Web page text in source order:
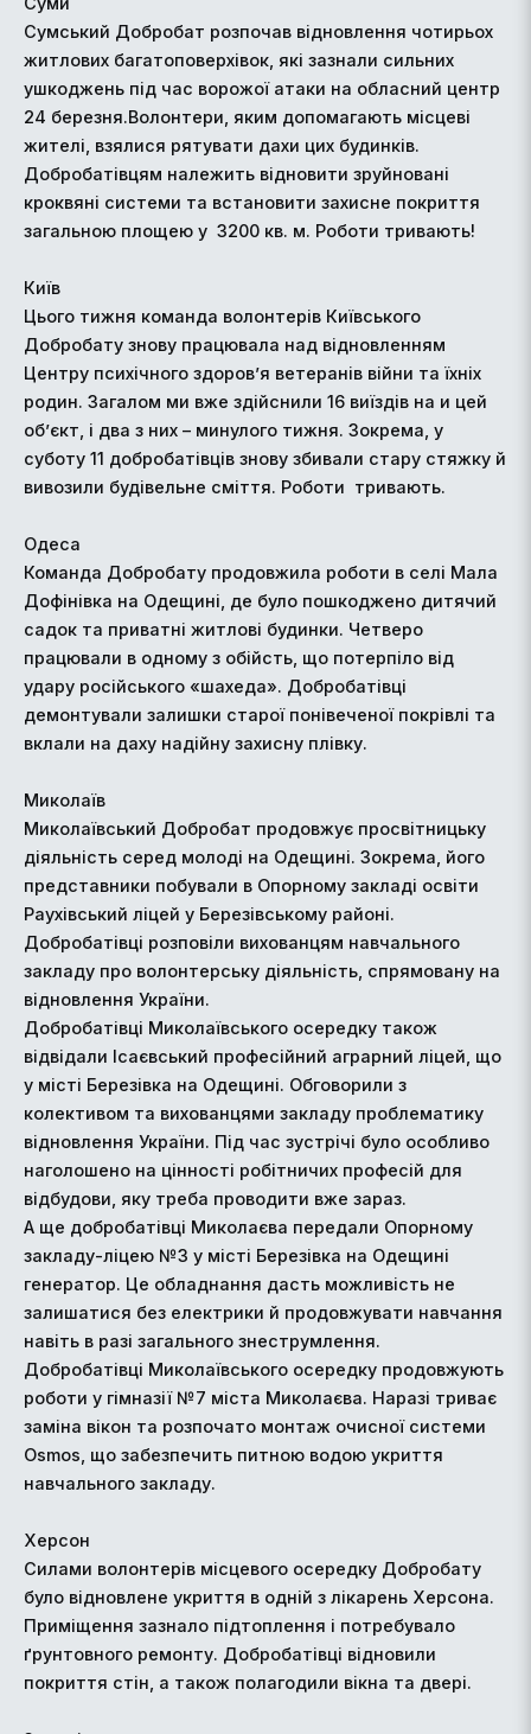
Сумський Добробат розпочав відновлення чотирьох
житлових багатоповерхівок, які зазнали сильних
ушкоджень під час ворожої атаки на обласний центр
24 березня.Волонтери, яким допомагають місцеві
жителі, взялися рятувати дахи цих будинків.
Добробатівцям належить відновити зруйновані
кроквяні системи та встановити захисне покриття
загальною площею у 3200 кв. м. Роботи тривають!
Київ
Цього тижня команда волонтерів Київського
Добробату знову працювала над відновленням
Центру психічного здоров’я ветеранів війни та їхніх
родин. Загалом ми вже здійснили 16 виїздів на и цей
об’єкт, і два з них – минулого тижня. Зокрема, у
суботу 11 добробатівців знову збивали стару стяжку й
вивозили будівельне сміття. Роботи тривають.
Одеса
Команда Добробату продовжила роботи в селі Мала
Дофінівка на Одещині, де було пошкоджено дитячий
садок та приватні житлові будинки. Четверо
працювали в одному з обійсть, що потерпіло від
удару російського «шахеда». Добробатівці
демонтували залишки старої понівеченої покрівлі та
вклали на даху надійну захисну плівку.
Миколаїв
Миколаївський Добробат продовжує просвітницьку
діяльність серед молоді на Одещині. Зокрема, його
представники побували в Опорному закладі освіти
Раухівський ліцей у Березівському районі.
Добробатівці розповіли вихованцям навчального
закладу про волонтерську діяльність, спрямовану на
відновлення України.
Добробатівці Миколаївського осередку також
відвідали Ісаєвський професійний аграрний ліцей, що
у місті Березівка на Одещині. Обговорили з
колективом та вихованцями закладу проблематику
відновлення України. Під час зустрічі було особливо
наголошено на цінності робітничих професій для
відбудови, яку треба проводити вже зараз.
А ще добробатівці Миколаєва передали Опорному
закладу-ліцею №3 у місті Березівка на Одещині
генератор. Це обладнання дасть можливість не
залишатися без електрики й продовжувати навчання
навіть в разі загального знеструмлення.
Добробатівці Миколаївського осередку продовжують
роботи у гімназії №7 міста Миколаєва. Наразі триває
заміна вікон та розпочато монтаж очисної системи
Osmos, що забезпечить питною водою укриття
навчального закладу.
Херсон
Силами волонтерів місцевого осередку Добробату
було відновлене укриття в одній з лікарень Херсона.
Приміщення зазнало підтоплення і потребувало
ґрунтовного ремонту. Добробатівці відновили
покриття стін, а також полагодили вікна та двері.